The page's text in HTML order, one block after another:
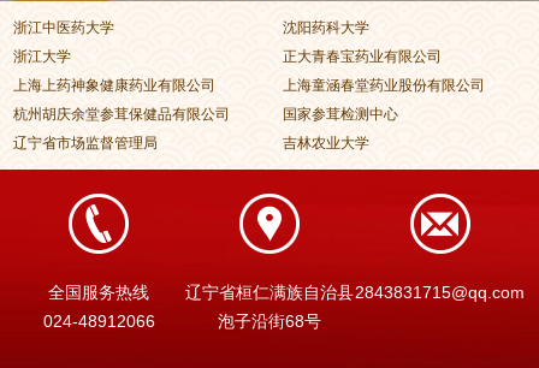
浙江中医药大学
沈阳药科大学
浙江大学
正大青春宝药业有限公司
上海上药神象健康药业有限公司
上海童涵春堂药业股份有限公司
杭州胡庆余堂参茸保健品有限公司
国家参茸检测中心
辽宁省市场监督管理局
吉林农业大学
全国服务热线
024-48912066
辽宁省桓仁满族自治县
泡子沿街68号
2843831715@qq.com